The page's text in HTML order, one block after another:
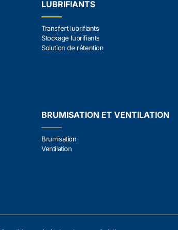
LUBRIFIANTS
Transfert lubrifiants
Stockage lubrifiants
Solution de rétention
BRUMISATION ET VENTILATION
Brumisation
Ventilation